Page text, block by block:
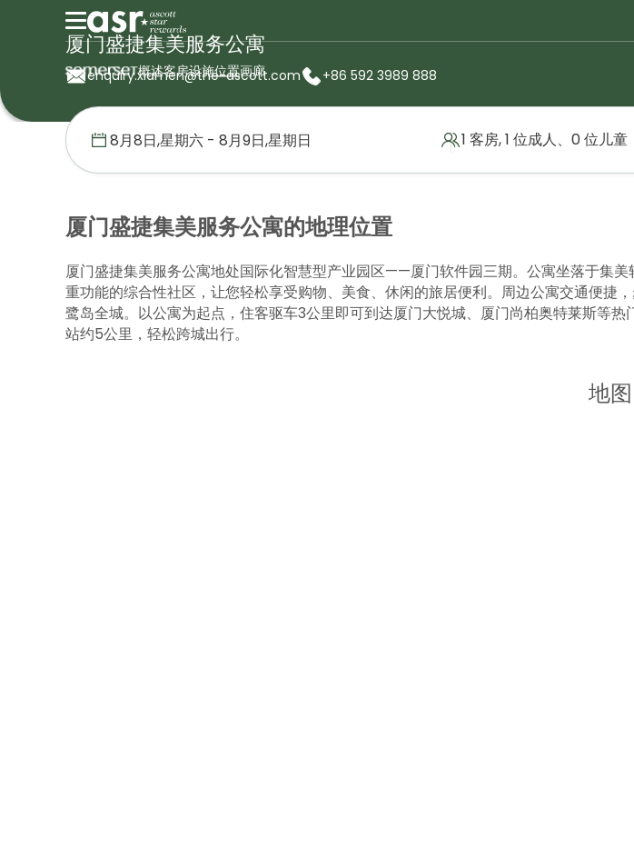
概述客房设施位置画廊
1 客房, 1 位成人、0 位儿童
厦门盛捷集美服务公寓
enquiry.xiamen@the-ascott.com +86 592 3989 888
首页 盛捷服务公寓 中国 厦门盛捷集美服务公寓
厦门盛捷集美服务公寓的地理位置
厦门盛捷集美服务公寓地处国际化智慧型产业园区——厦门软件园三期。公寓坐落于集
重功能的综合性社区，让您轻松享受购物、美食、休闲的旅居便利。周边公寓交通便捷
鹭岛全城。以公寓为起点，住客驱车3公里即可到达厦门大悦城、厦门尚柏奥特莱斯等
站约5公里，轻松跨城出行。
地图